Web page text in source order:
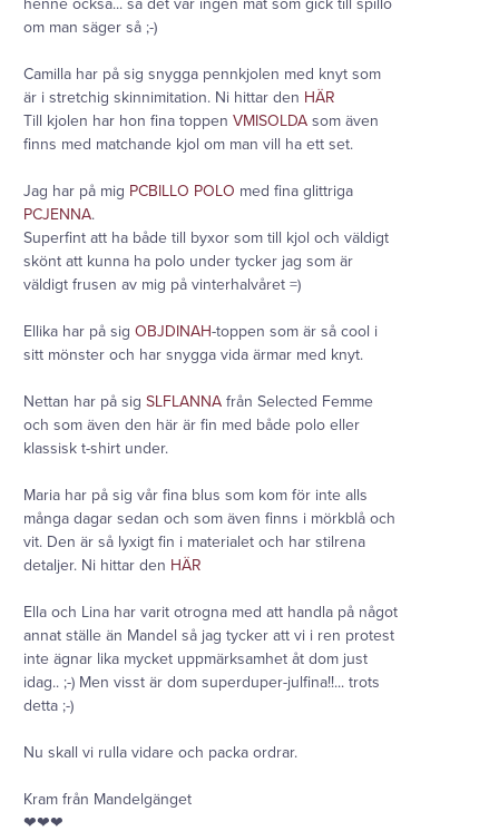
henne också... så det var ingen mat som gick till spillo
om man säger så ;-)
Camilla har på sig snygga pennkjolen med knyt som
är i stretchig skinnimitation. Ni hittar den HÄR
Till kjolen har hon fina toppen VMISOLDA som även
finns med matchande kjol om man vill ha ett set.
Jag har på mig PCBILLO POLO med fina glittriga
PCJENNA.
Superfint att ha både till byxor som till kjol och väldigt
skönt att kunna ha polo under tycker jag som är
väldigt frusen av mig på vinterhalvåret =)
Ellika har på sig OBJDINAH-toppen som är så cool i
sitt mönster och har snygga vida ärmar med knyt.
Nettan har på sig SLFLANNA från Selected Femme
och som även den här är fin med både polo eller
klassisk t-shirt under.
Maria har på sig vår fina blus som kom för inte alls
många dagar sedan och som även finns i mörkblå och
vit. Den är så lyxigt fin i materialet och har stilrena
detaljer. Ni hittar den HÄR
Ella och Lina har varit otrogna med att handla på något
annat ställe än Mandel så jag tycker att vi i ren protest
inte ägnar lika mycket uppmärksamhet åt dom just
idag.. ;-) Men visst är dom superduper-julfina!!... trots
detta ;-)
Nu skall vi rulla vidare och packa ordrar.
Kram från Mandelgänget
❤❤❤